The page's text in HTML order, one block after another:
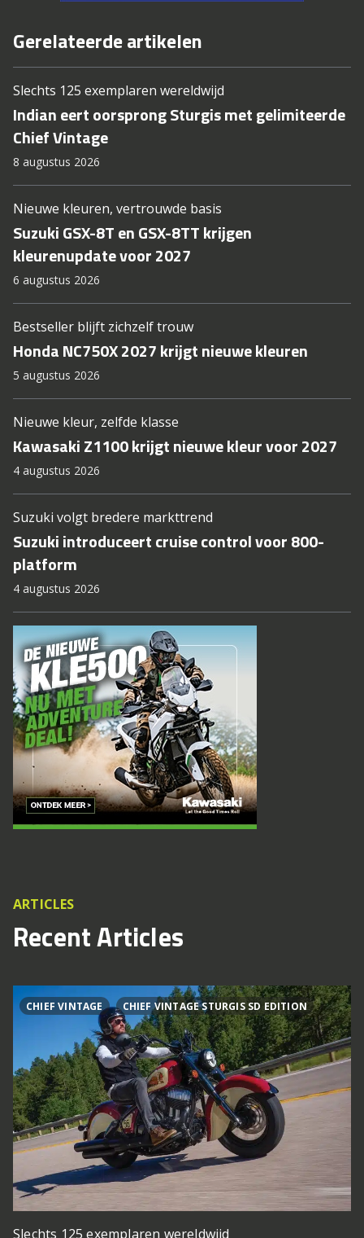
Gerelateerde artikelen
Slechts 125 exemplaren wereldwijd
Indian eert oorsprong Sturgis met gelimiteerde
Chief Vintage
8 augustus 2026
Nieuwe kleuren, vertrouwde basis
Suzuki GSX-8T en GSX-8TT krijgen
kleurenupdate voor 2027
6 augustus 2026
Bestseller blijft zichzelf trouw
Honda NC750X 2027 krijgt nieuwe kleuren
5 augustus 2026
Nieuwe kleur, zelfde klasse
Kawasaki Z1100 krijgt nieuwe kleur voor 2027
4 augustus 2026
Suzuki volgt bredere markttrend
Suzuki introduceert cruise control voor 800-
platform
4 augustus 2026
ARTICLES
Recent Articles
CHIEF VINTAGE CHIEF VINTAGE STURGIS SD EDITION
Slechts 125 exemplaren wereldwijd